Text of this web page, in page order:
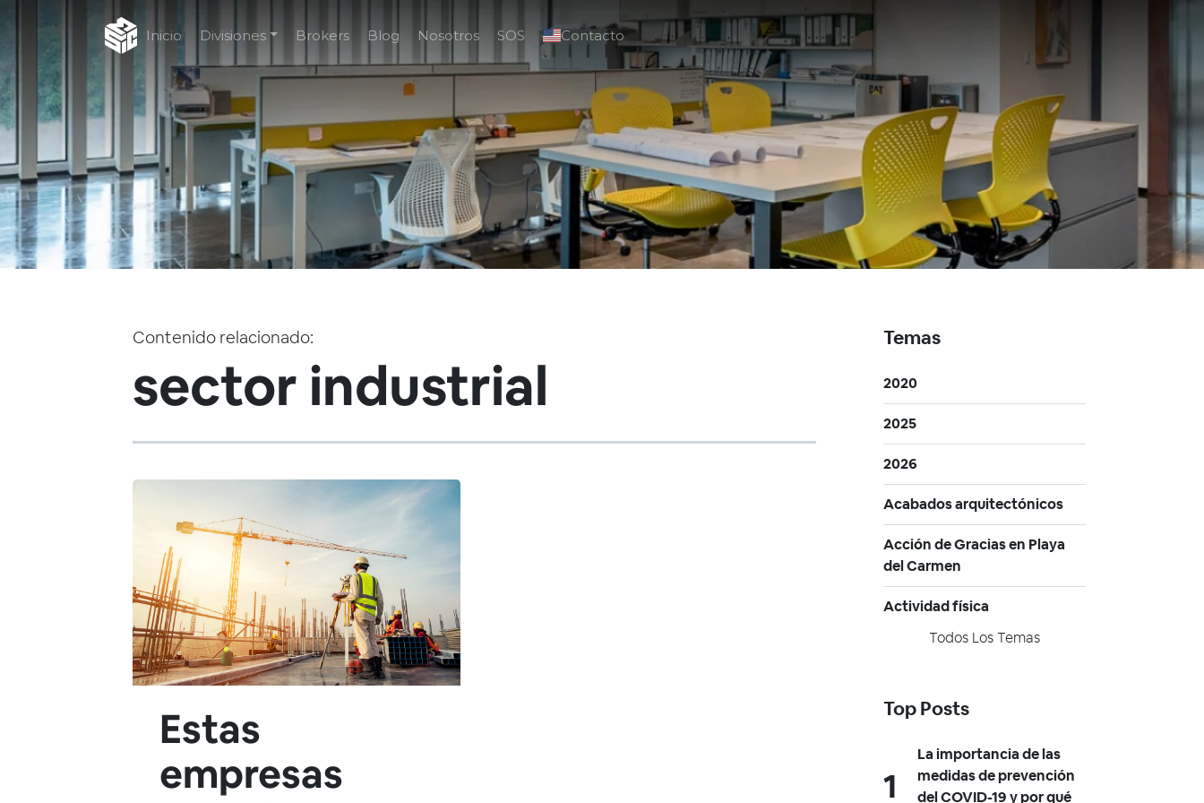
Inicio Divisiones Brokers Blog Nosotros SOS Contacto
Contenido relacionado:
sector industrial
Estas
empresas
Temas
2020
2025
2026
Acabados arquitectónicos
Acción de Gracias en Playa
del Carmen
Actividad física
Todos Los Temas
Top Posts
La importancia de las
medidas de prevención
del COVID-19 y por qué